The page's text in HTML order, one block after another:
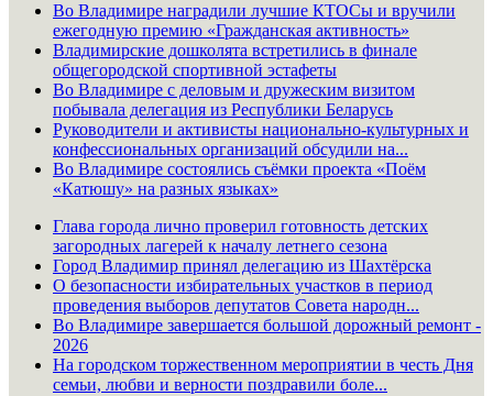
Во Владимире наградили лучшие КТОСы и вручили
ежегодную премию «Гражданская активность»
Владимирские дошколята встретились в финале
общегородской спортивной эстафеты
Во Владимире с деловым и дружеским визитом
побывала делегация из Республики Беларусь
Руководители и активисты национально-культурных и
конфессиональных организаций обсудили на...
Во Владимире состоялись съёмки проекта «Поём
«Катюшу» на разных языках»
Глава города лично проверил готовность детских
загородных лагерей к началу летнего сезона
Город Владимир принял делегацию из Шахтёрска
О безопасности избирательных участков в период
проведения выборов депутатов Совета народн...
Во Владимире завершается большой дорожный ремонт -
2026
На городском торжественном мероприятии в честь Дня
семьи, любви и верности поздравили боле...